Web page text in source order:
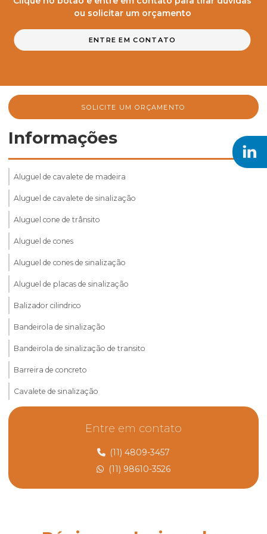
ou solicitar um orçamento
ENTRE EM CONTATO
SOLICITE UM ORÇAMENTO
Informações
Aluguel de cavalete de madeira
Aluguel de cavalete de sinalização
Aluguel cone de trânsito
Aluguel de cones
Aluguel de cones de sinalização
Aluguel de placas de sinalização
Balizador cilindrico
Bandeirola de sinalização
Bandeirola de sinalização de transito
Barreira de concreto
Cavalete de sinalização
Comprar cones de sinalização
Cone de sinalização de borracha
Entre em contato
(11) 4809-3457
(11) 98610-3526